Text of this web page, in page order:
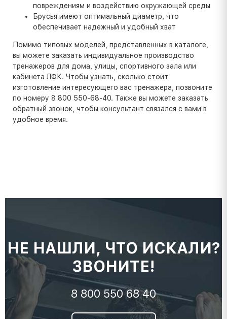
повреждениям и воздействию окружающей среды
Брусья имеют оптимальный диаметр, что
обеспечивает надежный и удобный хват
Помимо типовых моделей, представленных в каталоге,
вы можете заказать индивидуальное производство
тренажеров для дома, улицы, спортивного зала или
кабинета ЛФК. Чтобы узнать, сколько стоит
изготовление интересующего вас тренажера, позвоните
по номеру 8 800 550-68-40. Также вы можете заказать
обратный звонок, чтобы консультант связался с вами в
удобное время.
НЕ НАШЛИ, ЧТО ИСКАЛИ?
ЗВОНИТЕ!
8 800 550 68 40